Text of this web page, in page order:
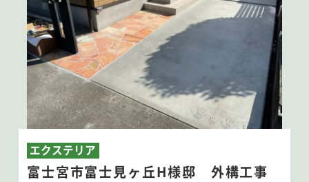
エクステリア
富士宮市富士見ヶ丘H様邸 外構工事